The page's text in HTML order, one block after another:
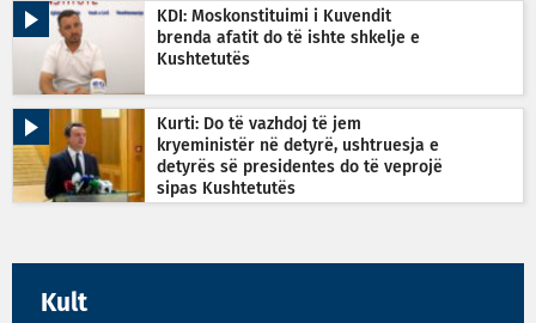
KDI: Moskonstituimi i Kuvendit
brenda afatit do të ishte shkelje e
Kushtetutës
Kurti: Do të vazhdoj të jem
kryeministër në detyrë, ushtruesja e
detyrës së presidentes do të veprojë
sipas Kushtetutës
Kult